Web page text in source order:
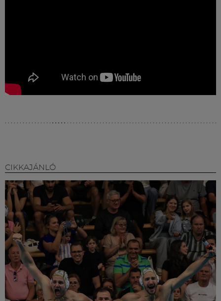
CIKKAJÁNLÓ